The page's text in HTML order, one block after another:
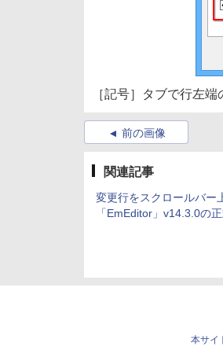
［記号］タブで行左
前の画像
関連記事
変更行をスクロールバー
「EmEditor」v14.3.0の
本サイ